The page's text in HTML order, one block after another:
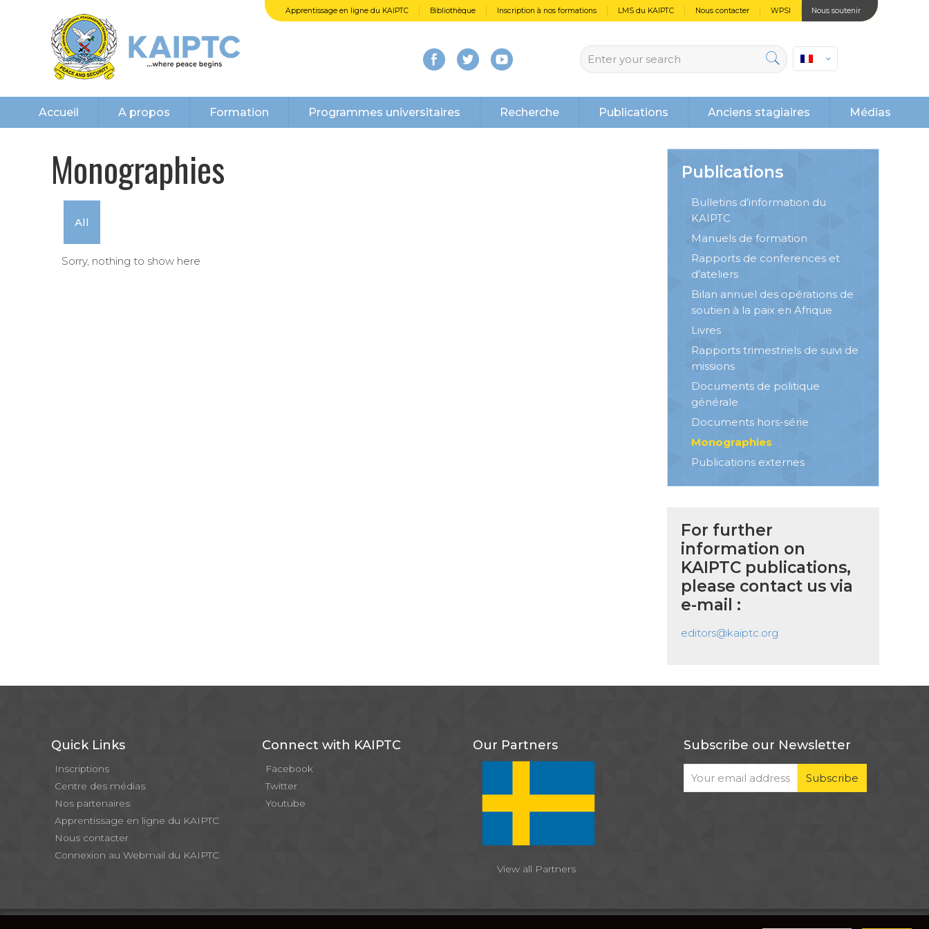
Apprentissage en ligne du KAIPTC Bibliothèque Inscription à nos formations LMS du KAIPTC Nous contacter WPSI Nous soutenir
Accueil A propos Formation Programmes universitaires Recherche Publications Anciens stagiaires Médias
Monographies
All
Sorry, nothing to show here
Publications
Bulletins d’information du
KAIPTC
Manuels de formation
Rapports de conferences et
d’ateliers
Bilan annuel des opérations de
soutien à la paix en Afrique
Livres
Rapports trimestriels de suivi de
missions
Documents de politique
générale
Documents hors-série
Monographies
Publications externes
For further
information on
KAIPTC publications,
please contact us via
e-mail :
editors@kaiptc.org
Quick Links
Inscriptions
Centre des médias
Nos partenaires
Apprentissage en ligne du KAIPTC
Nous contacter
Connexion au Webmail du KAIPTC
Connect with KAIPTC
Facebook
Twitter
Youtube
Our Partners
View all Partners
Subscribe our Newsletter